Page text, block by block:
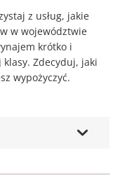
z usług, jakie
w województwie
krótko i
Zdecyduj, jaki
wypożyczyć.